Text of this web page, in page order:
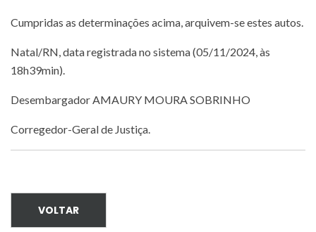
Cumpridas as determinações acima, arquivem-se estes autos.
Natal/RN, data registrada no sistema (05/11/2024, às
18h39min).
Desembargador AMAURY MOURA SOBRINHO
Corregedor-Geral de Justiça.
VOLTAR